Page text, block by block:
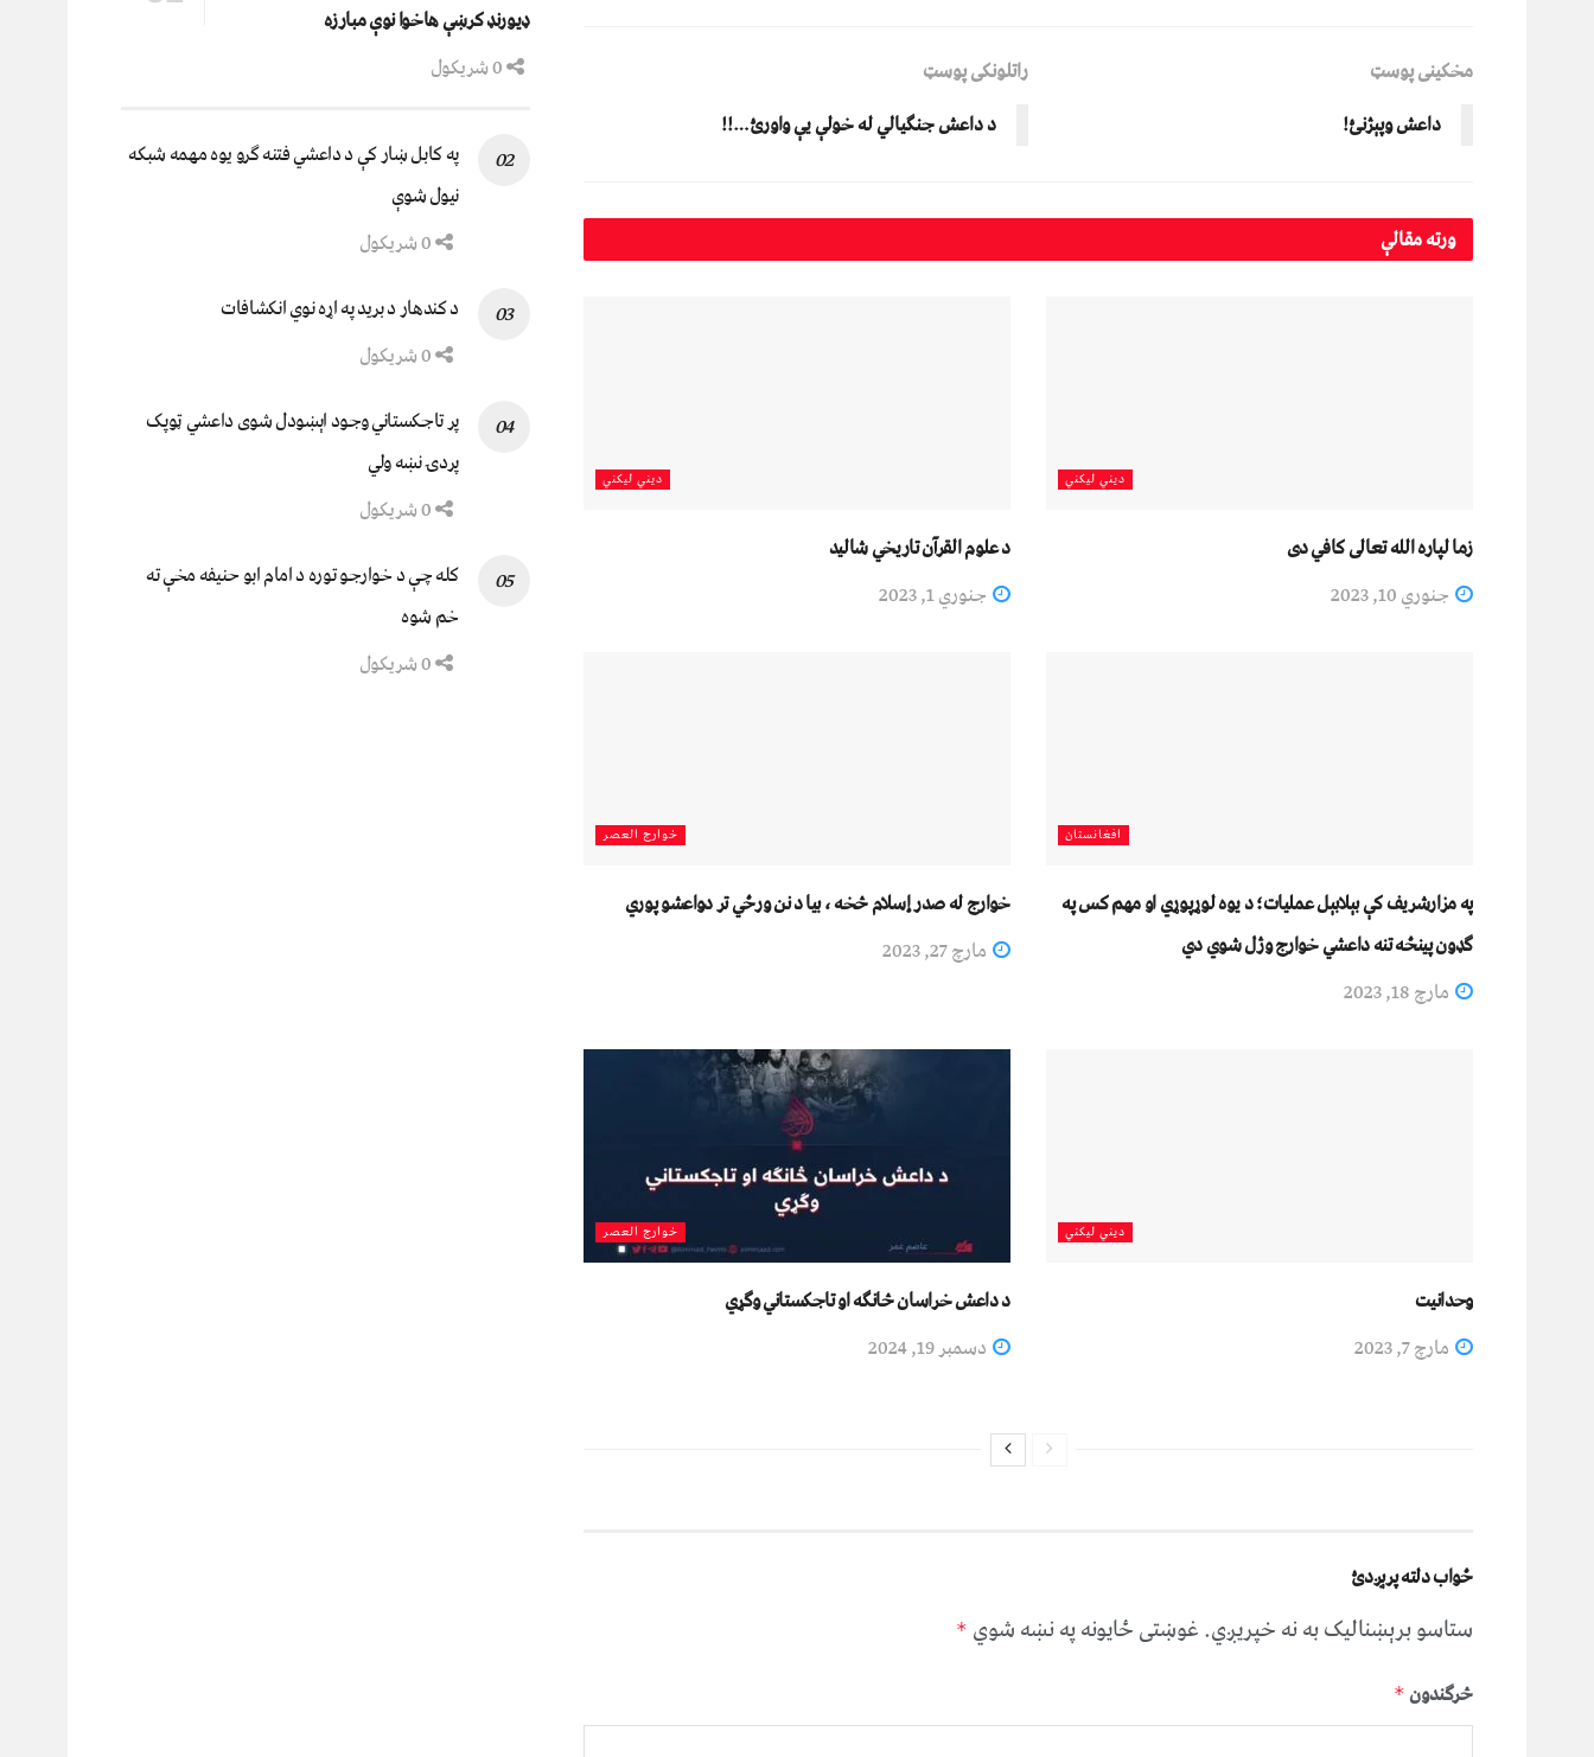
مخکینی پوسټ
داعش وپېژنئ!
راتلونکی پوسټ
د داعش جنګیالي له خولې یې واورئ…!!
ورتهمقالې
دیني لیکني
زما لپاره الله تعالی کافي دی
جنوري 10, 2023
دیني لیکني
د علوم القرآن تاريخي شاليد
جنوري 1, 2023
افغانستان
په مزارشریف کې بېلابېل عملیات؛ د یوه لوړپوړي او مهم کس په
ګډون پينځه تنه داعشي خوارج وژل شوي دي
مارچ 18, 2023
خوارج العصر
خوارج له صدر إسلام څخه ، بیا د نن ورځي تر دواعشو پوري
مارچ 27, 2023
دیني لیکني
وحدانیت
مارچ 7, 2023
خوارج العصر
د داعش خراسان څانګه او تاجکستاني وګړي
دسمبر 19, 2024
ځواب دلته پرېږدئ
ستاسو برېښناليک به نه خپريږي.غوښتى ځایونه په نښه شوي *
څرگندون *
ډیورنډ کرښې هاخوا نوې مبارزه
په کابل ښار کې د داعشي فتنه ګرو يوه مهمه شبکه
نيول شوې
د کندهار د برید په اړه نوي انکشافات
پر تاجکستاني وجود اېښودل شوی داعشي ټوپک
پردۍ نښه ولي
کله چې د خوارجو توره د امام ابو حنیفه مخې ته
خم شوه